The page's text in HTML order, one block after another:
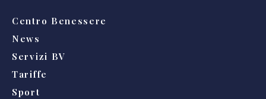
Centro Benessere
News
Servizi BV
Tariffe
Sport